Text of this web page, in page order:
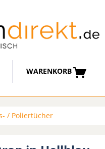
WARENKORB
/ Poliertücher